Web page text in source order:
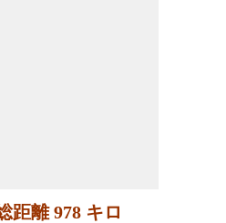
距離 978 キロ